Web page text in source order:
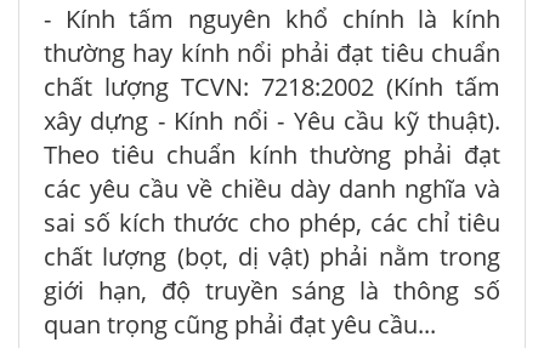
- Kính tấm nguyên khổ chính là kính
thường hay kính nổi phải đạt tiêu chuẩn
chất lượng TCVN: 7218:2002 (Kính tấm
xây dựng - Kính nổi - Yêu cầu kỹ thuật).
Theo tiêu chuẩn kính thường phải đạt
các yêu cầu về chiều dày danh nghĩa và
sai số kích thước cho phép, các chỉ tiêu
chất lượng (bọt, dị vật) phải nằm trong
giới hạn, độ truyền sáng là thông số
quan trọng cũng phải đạt yêu cầu...